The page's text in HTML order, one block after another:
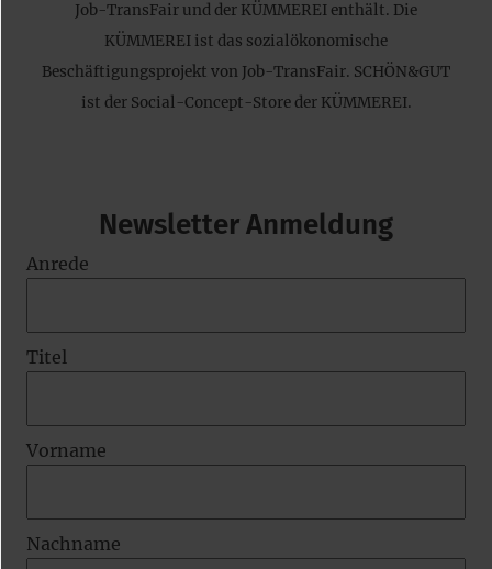
Job-TransFair und der KÜMMEREI enthält. Die
KÜMMEREI ist das sozialökonomische
Beschäftigungsprojekt von Job-TransFair. SCHÖN&GUT
ist der Social-Concept-Store der KÜMMEREI.
Newsletter Anmeldung
Anrede
Titel
Vorname
Nachname